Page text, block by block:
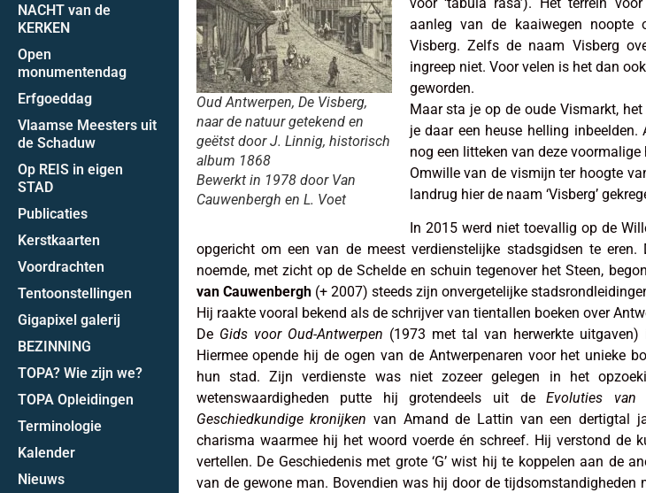
NACHT van de
KERKEN
Open
monumentendag
Erfgoeddag
Vlaamse Meesters uit
de Schaduw
Op REIS in eigen
STAD
Publicaties
Kerstkaarten
Voordrachten
Tentoonstellingen
Gigapixel galerij
BEZINNING
TOPA? Wie zijn we?
TOPA Opleidingen
Terminologie
Kalender
Nieuws
Oud Antwerpen, De Visberg,
naar de natuur getekend en
geëtst door J. Linnig, historisch
album 1868
Bewerkt in 1978 door Van
Cauwenbergh en L. Voet
aanleg van de kaaiwegen
Visberg. Zelfs de naam Visberg
ingreep niet. Voor velen is het dan
geworden.
Maar sta je op de oude Vismarkt,
je daar een heuse helling
nog een litteken van deze voormalige
Omwille van de vismijn ter hoogte
landrug hier de naam ‘Visberg’
In 2015 werd niet toevallig op de
opgericht om een van de meest verdienstelijke stadsgidsen te eren.
noemde, met zicht op de Schelde en schuin tegenover het Steen,
van Cauwenbergh(+ 2007) steeds zijn onvergetelijke
Hij raakte vooral bekend als de schrijver van tientallen boeken over
De Gids voor Oud-Antwerpen (1973 met tal van herwerkte
Hiermee opende hij de ogen van de Antwerpenaren voor het unieke
hun stad. Zijn verdienste was niet zozeer gelegen in het
wetenswaardigheden putte hij grotendeels uit deEvoluties van
Geschiedkundige kronijken van Amand de Lattin van een dertigtal
charisma waarmee hij het woord voerde én schreef. Hij verstond de
vertellen. De Geschiedenis met grote ‘G’ wist hij te koppelen aan de
van de gewone man. Bovendien was hij door de tijdsomstandigheden